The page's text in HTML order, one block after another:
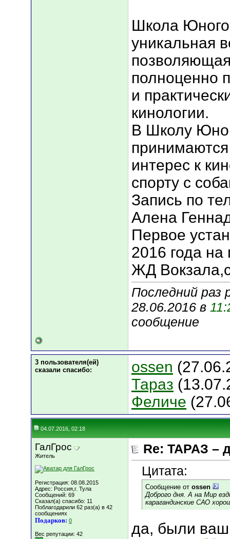
Школа Юного
уникальная
полноценно
и
кинологии.
В Школу
интерес к
спорту с
Запись по
Алена
Первое
2016 года
ЖД
Последний раз
28.06.2016 в
сообщение
3 пользователя(ей)
сказали cпасибо:
ossen
Тараз
Феличе
04.07.2016, 02:18
ГалГрос
Житель
Регистрация: 08.08.2015
Адрес: Россия,г. Тула
Сообщений: 69
Сказал(а) спасибо: 11
Поблагодарили 62 раз(а) в 42
сообщениях
Подарков: 0
Вес репутации: 42
Re: ТАРАЗ –
Цитата:
Сообщение от ossen
Доброго дня. А на Мир
карагандинские САО
да, были